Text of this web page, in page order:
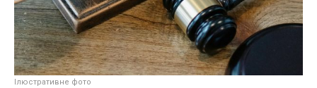
Ілюстративне фото